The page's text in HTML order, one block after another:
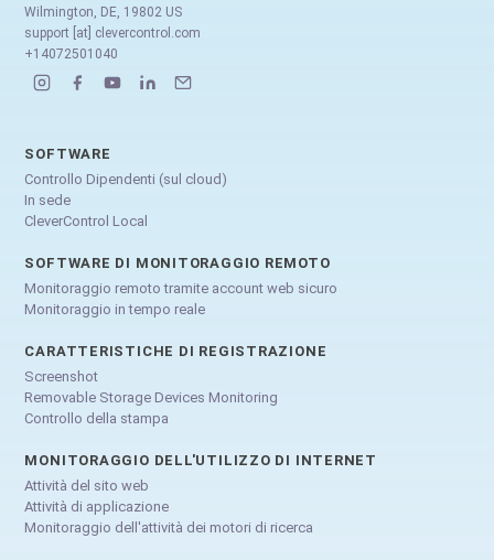
Wilmington, DE, 19802 US
support [at] clevercontrol.com
+14072501040
SOFTWARE
Controllo Dipendenti (sul cloud)
In sede
CleverControl Local
SOFTWARE DI MONITORAGGIO REMOTO
Monitoraggio remoto tramite account web sicuro
Monitoraggio in tempo reale
CARATTERISTICHE DI REGISTRAZIONE
Screenshot
Removable Storage Devices Monitoring
Controllo della stampa
MONITORAGGIO DELL'UTILIZZO DI INTERNET
Attività del sito web
Attività di applicazione
Monitoraggio dell'attività dei motori di ricerca